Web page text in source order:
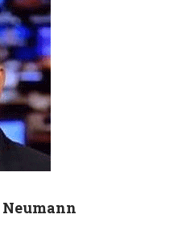
Neumann